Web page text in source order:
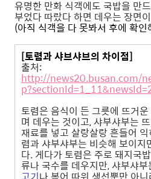
유명한 만화 식객에도 국밥을 만
부었다 따랐다 하면 데우는 장면
(아직 식객을 다 못봐서 후에 확
[토렴과 샤브샤브의 차이점]
출처:
http://news20.busan.com/
토렴은 음식이 든 그릇에 뜨거
며 데우는 것이고, 샤부샤부는
재료를 넣고 살랑살랑 흔들어
렴과 샤부샤부는 비슷해 보이지
다. 게다가 토렴은 주로 돼지국
류나 국수를 데우지만, 샤부샤